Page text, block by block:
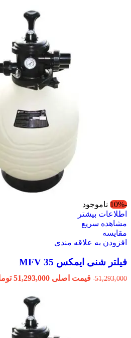
-10%
ناموجود
اطلاعات بیشتر
مشاهده سریع
مقایسه
افزودن به علاقه مندی
فیلتر شنی ایمکس MFV 35
51,293,000 قیمت اصلی 51,293,000 تومان بود.